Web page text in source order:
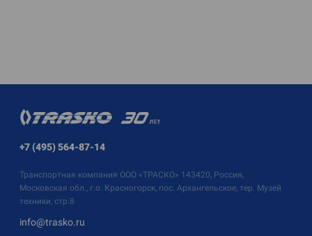
+7 (495) 564-87-14
Транспортная компания ООО «ТРАСКО» 143420, Россия,
Московская обл., г.о. Красногорск, пос. Архангельское, тер. Музей
техники, стр.8
info@trasko.ru